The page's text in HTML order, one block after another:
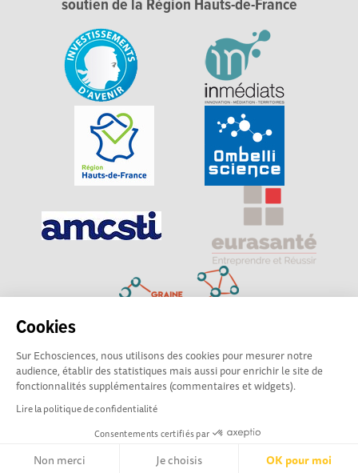
Cookies
Sur Echosciences, nous utilisons des cookies pour mesurer notre
audience, établir des statistiques mais aussi pour enrichir le site de
fonctionnalités supplémentaires (commentaires et widgets).
Lire la politique de confidentialité
Consentements certifiés par
Non merci Je choisis OK pour moi
soutien de la Région Hauts-de-France
Explorer, s’exprimer, rentrer en contact : Echosciences
Hauts-de-France est le réseau social des amateurs de
sciences et de technologies du territoire
Mentions légales|Politique de confidentialité
Ligne éditoriale